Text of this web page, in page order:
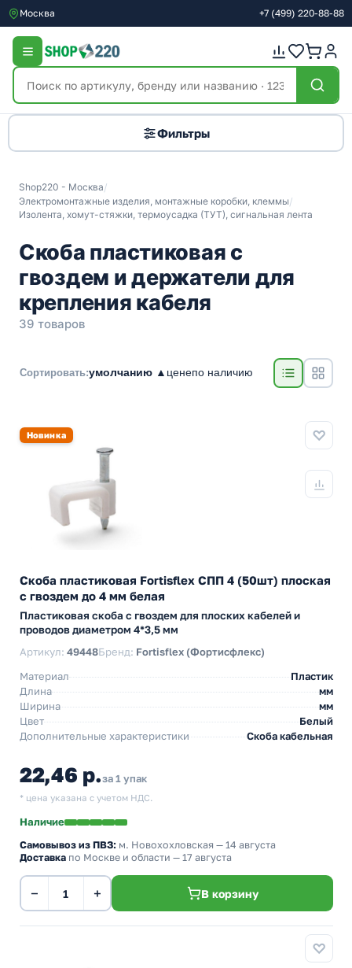
Москва +7 (499) 220-88-88
Фильтры
Shop220 - Москва/
Электромонтажные изделия, монтажные коробки, клеммы/
Изолента, хомут-стяжки, термоусадка (ТУТ), сигнальная лента
Скоба пластиковая с
гвоздем и держатели для
крепления кабеля
39 товаров
Сортировать:умолчанию ▲ ценепо наличию
Новинка
Скоба пластиковая Fortisflex СПП 4 (50шт) плоская
с гвоздем до 4 мм белая
Пластиковая скоба с гвоздем для плоских кабелей и
проводов диаметром 4*3,5 мм
Артикул: 49448Бренд: Fortisflex (Фортисфлекс)
Материал
Пластик
Длина
мм
Ширина
мм
Цвет
Белый
Дополнительные характеристики
Скоба кабельная
22,46 р.за 1 упак
* цена указана с учетом НДС.
Наличие
Самовывоз из ПВЗ: м. Новохохловская — 14 августа
Доставка по Москве и области — 17 августа
− + В корзину